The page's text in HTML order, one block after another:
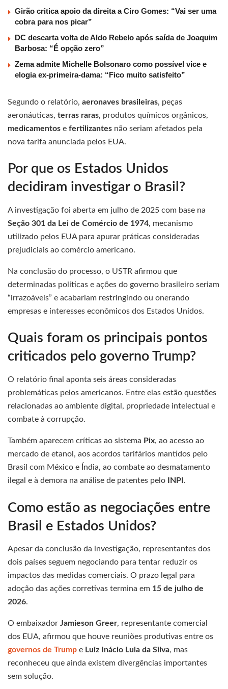
Girão critica apoio da direita a Ciro Gomes: “Vai ser uma
cobra para nos picar”
DC descarta volta de Aldo Rebelo após saída de Joaquim
Barbosa: “É opção zero”
Zema admite Michelle Bolsonaro como possível vice e
elogia ex-primeira-dama: “Fico muito satisfeito”
Segundo o relatório, aeronaves brasileiras, peças
aeronáuticas, terras raras, produtos químicos orgânicos,
medicamentos e fertilizantes não seriam afetados pela
nova tarifa anunciada pelos EUA.
Por que os Estados Unidos
decidiram investigar o Brasil?
A investigação foi aberta em julho de 2025 com base na
Seção 301 da Lei de Comércio de 1974, mecanismo
utilizado pelos EUA para apurar práticas consideradas
prejudiciais ao comércio americano.
Na conclusão do processo, o USTR afirmou que
determinadas políticas e ações do governo brasileiro seriam
“irrazoáveis” e acabariam restringindo ou onerando
empresas e interesses econômicos dos Estados Unidos.
Quais foram os principais pontos
criticados pelo governo Trump?
O relatório final aponta seis áreas consideradas
problemáticas pelos americanos. Entre elas estão questões
relacionadas ao ambiente digital, propriedade intelectual e
combate à corrupção.
Também aparecem críticas ao sistema Pix, ao acesso ao
mercado de etanol, aos acordos tarifários mantidos pelo
Brasil com México e Índia, ao combate ao desmatamento
ilegal e à demora na análise de patentes pelo
INPI .
Como estão as negociações entre
Brasil e Estados Unidos?
Apesar da conclusão da investigação, representantes dos
dois países seguem negociando para tentar reduzir os
impactos das medidas comerciais. O prazo legal para
adoção das ações corretivas termina em 15 de julho de
2026.
O embaixador Jamieson Greer, representante comercial
dos EUA, afirmou que houve reuniões produtivas entre os
governos de Trump e Luiz Inácio Lula da Silva, mas
reconheceu que ainda existem divergências importantes
sem solução.